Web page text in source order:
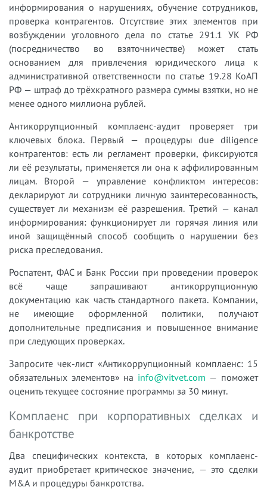
информирования о нарушениях, обучение сотрудников,
проверка контрагентов. Отсутствие этих элементов при
возбуждении уголовного дела по статье 291.1 УК РФ
(посредничество во взяточничестве) может стать
основанием для привлечения юридического лица к
административной ответственности по статье 19.28 КоАП
РФ — штраф до трёхкратного размера суммы взятки, но не
менее одного миллиона рублей.
Антикоррупционный комплаенс-аудит проверяет три
ключевых блока. Первый — процедуры due diligence
контрагентов: есть ли регламент проверки, фиксируются
ли её результаты, применяется ли она к аффилированным
лицам. Второй — управление конфликтом интересов:
декларируют ли сотрудники личную заинтересованность,
существует ли механизм её разрешения. Третий — канал
информирования: функционирует ли горячая линия или
иной защищённый способ сообщить о нарушении без
риска преследования.
Роспатент, ФАС и Банк России при проведении проверок
всё чаще запрашивают антикоррупционную
документацию как часть стандартного пакета. Компании,
не имеющие оформленной политики, получают
дополнительные предписания и повышенное внимание
при следующих проверках.
Запросите чек-лист «Антикоррупционный комплаенс: 15
обязательных элементов» на info@vitvet.com — поможет
оценить текущее состояние программы за 30 минут.
Комплаенс при корпоративных сделках и
банкротстве
Два специфических контекста, в которых комплаенс-
аудит приобретает критическое значение, — это сделки
M&A и процедуры банкротства.